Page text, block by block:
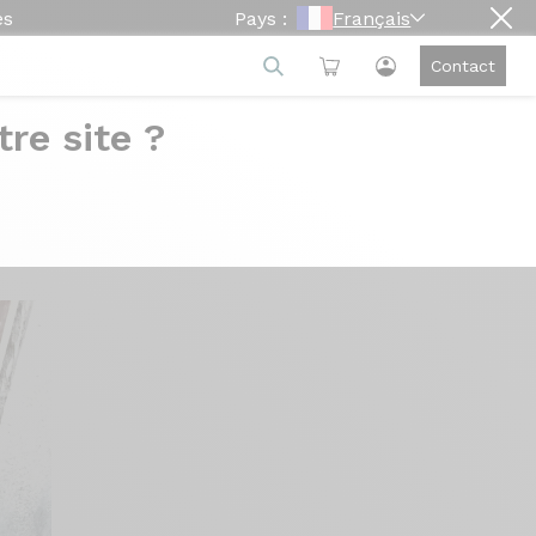
Pays : Français
Contact
site ?